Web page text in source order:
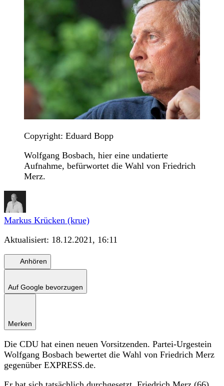
Copyright: Eduard Bopp
Wolfgang Bosbach, hier eine undatierte
Aufnahme, befürwortet die Wahl von Friedrich
Merz.
Markus Krücken (krue)
Aktualisiert: 18.12.2021, 16:11
Anhören
Auf Google bevorzugen
Merken
Die CDU hat einen neuen Vorsitzenden. Partei-Urgestein
Wolfgang Bosbach bewertet die Wahl von Friedrich Merz
gegenüber EXPRESS.de.